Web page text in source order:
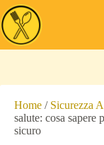
Salta
al
contenuto
Home / Sicurezza
salute: cosa sapere
sicuro